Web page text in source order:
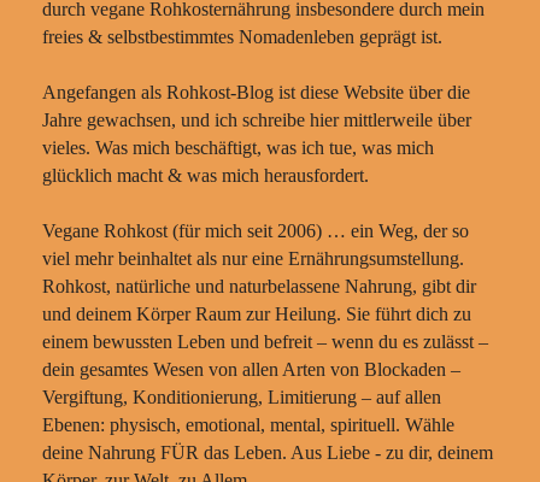
durch vegane Rohkosternährung insbesondere durch mein
freies & selbstbestimmtes Nomadenleben geprägt ist.
Angefangen als Rohkost-Blog ist diese Website über die
Jahre gewachsen, und ich schreibe hier mittlerweile über
vieles. Was mich beschäftigt, was ich tue, was mich
glücklich macht & was mich herausfordert.
Vegane Rohkost (für mich seit 2006) … ein Weg, der so
viel mehr beinhaltet als nur eine Ernährungsumstellung.
Rohkost, natürliche und naturbelassene Nahrung, gibt dir
und deinem Körper Raum zur Heilung. Sie führt dich zu
einem bewussten Leben und befreit – wenn du es zulässt –
dein gesamtes Wesen von allen Arten von Blockaden –
Vergiftung, Konditionierung, Limitierung – auf allen
Ebenen: physisch, emotional, mental, spirituell. Wähle
deine Nahrung FÜR das Leben. Aus Liebe - zu dir, deinem